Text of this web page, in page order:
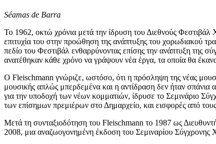
Séamas de Barra
Το 1962, οκτώ χρόνια μετά την ίδρυση του Διεθνούς
επιτυχία του στην προώθηση της ανάπτυξης του χορωδιακού
πεδίο του Φεστιβάλ ενθαρρύνοντας επίσης την ανάπτυξη της
ανατέθηκαν κάθε χρόνο να γράψουν νέα έργα, τα οποία θα
Ο Fleischmann γνώριζε, ωστόσο, ότι η πρόσληψη της νέας
μουσικής απλώς μπερδεμένα και η αντίδραση δεν ήταν σπάνια
για την υποδοχή των νέων κομματιών, ίδρυσε το Σεμινάριο
των επίσημων πρεμιέρων στο Δημαρχείο, και εισφορές από
Μετά τη συνταξιοδότηση του Fleischmann το 1987 ως
2008, μια αναζωογονημένη έκδοση του Σεμιναρίου